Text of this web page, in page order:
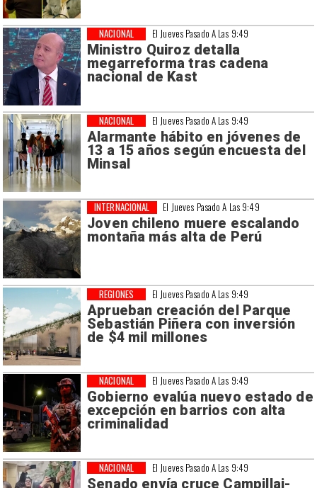
El Jueves Pasado A Las 9:49
Ministro Quiroz detalla
megarreforma tras cadena
nacional de Kast
NACIONAL
El Jueves Pasado A Las 9:49
Alarmante hábito en jóvenes de
13 a 15 años según encuesta del
Minsal
NACIONAL
El Jueves Pasado A Las 9:49
Joven chileno muere escalando
montaña más alta de Perú
INTERNACIONAL
El Jueves Pasado A Las 9:49
Aprueban creación del Parque
Sebastián Piñera con inversión
de $4 mil millones
REGIONES
El Jueves Pasado A Las 9:49
Gobierno evalúa nuevo estado de
excepción en barrios con alta
criminalidad
NACIONAL
El Jueves Pasado A Las 9:49
Senado envía cruce Campillai-
NACIONAL